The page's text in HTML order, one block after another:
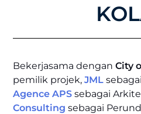
Bekerjasama dengan City
pemilik projek, JML
Agence APS sebagai
Consulting sebagai